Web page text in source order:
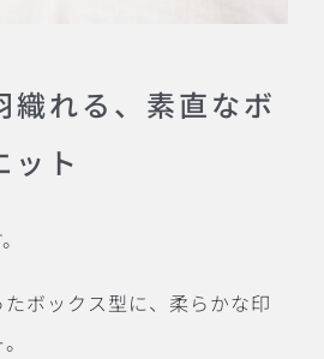
織れる、素直なボ
ット
ボックス型に、柔らかな印